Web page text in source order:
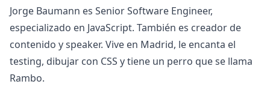
Jorge Baumann es Senior Software Engineer,
especializado en JavaScript. También es creador de
contenido y speaker. Vive en Madrid, le encanta el
testing, dibujar con CSS y tiene un perro que se llama
Rambo.